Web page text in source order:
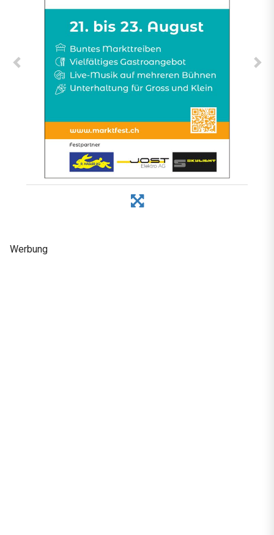
Werbung